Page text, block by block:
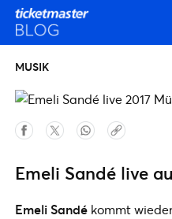
MUSIK
Emeli Sandé live
Emeli Sandé kommt